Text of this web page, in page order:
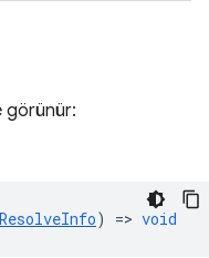
görünür:
) => void